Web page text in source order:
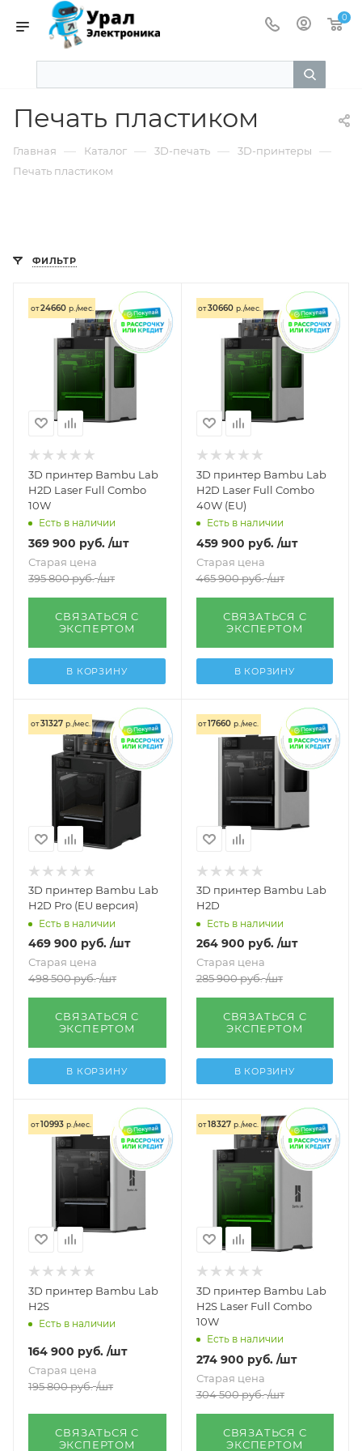
0
Печать пластиком
Главная — Каталог — 3D-печать — 3D-принтеры —
Печать пластиком
ФИЛЬТР
от24660 р./мес.
3D принтер Bambu Lab
H2D Laser Full Combo
10W
Есть в наличии
369 900 руб. /шт
Старая цена
395 800руб. /шт
СВЯЗАТЬСЯ С
ЭКСПЕРТОМ
В КОРЗИНУ
от30660 р./мес.
3D принтер Bambu Lab
H2D Laser Full Combo
40W (EU)
Есть в наличии
459 900 руб. /шт
Старая цена
465 900руб. /шт
СВЯЗАТЬСЯ С
ЭКСПЕРТОМ
В КОРЗИНУ
от31327 р./мес.
3D принтер Bambu Lab
H2D Pro (EU версия)
Есть в наличии
469 900 руб. /шт
Старая цена
498 500руб. /шт
СВЯЗАТЬСЯ С
ЭКСПЕРТОМ
В КОРЗИНУ
от17660 р./мес.
3D принтер Bambu Lab
H2D
Есть в наличии
264 900 руб. /шт
Старая цена
285 900руб. /шт
СВЯЗАТЬСЯ С
ЭКСПЕРТОМ
В КОРЗИНУ
от10993 р./мес.
3D принтер Bambu Lab
H2S
Есть в наличии
164 900 руб. /шт
Старая цена
195 800руб. /шт
СВЯЗАТЬСЯ С
ЭКСПЕРТОМ
от18327 р./мес.
3D принтер Bambu Lab
H2S Laser Full Combo
10W
Есть в наличии
274 900 руб. /шт
Старая цена
304 500руб. /шт
СВЯЗАТЬСЯ С
ЭКСПЕРТОМ